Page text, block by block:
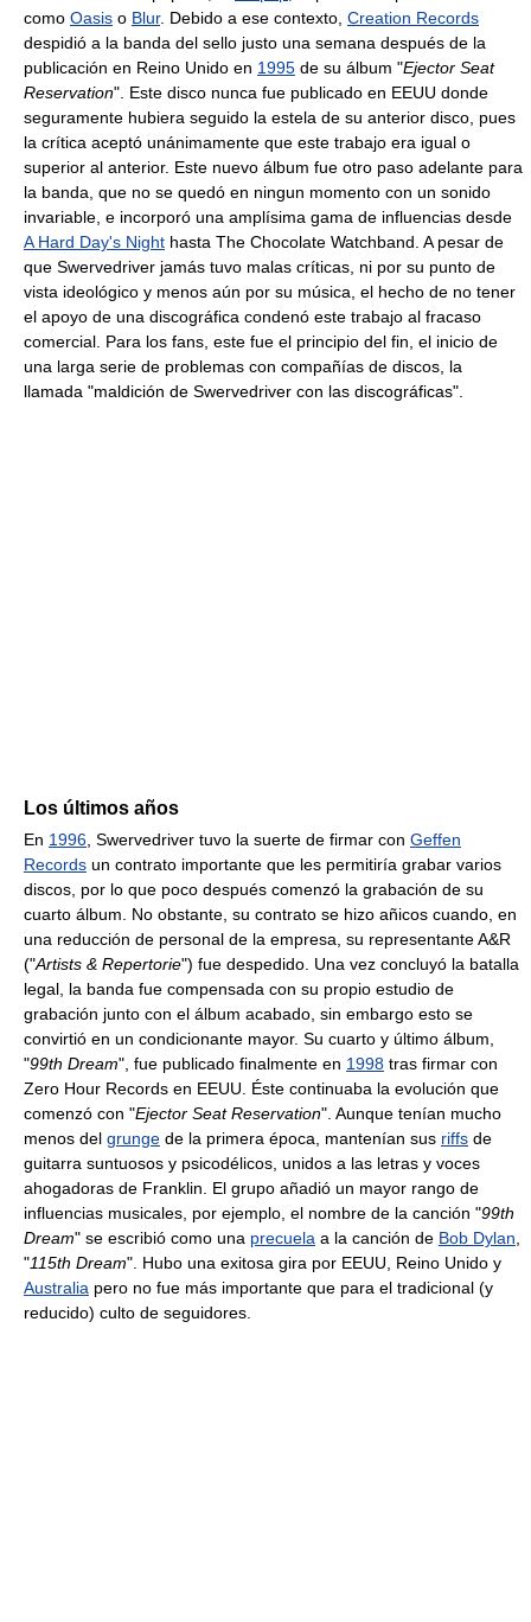
como Oasis o Blur. Debido a ese contexto, Creation Records
despidió a la banda del sello justo una semana después de la
publicación en Reino Unido en 1995 de su álbum "Ejector Seat
Reservation". Este disco nunca fue publicado en EEUU donde
seguramente hubiera seguido la estela de su anterior disco, pues
la crítica aceptó unánimamente que este trabajo era igual o
superior al anterior. Este nuevo álbum fue otro paso adelante para
la banda, que no se quedó en ningun momento con un sonido
invariable, e incorporó una amplísima gama de influencias desde
A Hard Day's Night hasta The Chocolate Watchband. A pesar de
que Swervedriver jamás tuvo malas críticas, ni por su punto de
vista ideológico y menos aún por su música, el hecho de no tener
el apoyo de una discográfica condenó este trabajo al fracaso
comercial. Para los fans, este fue el principio del fin, el inicio de
una larga serie de problemas con compañías de discos, la
llamada "maldición de Swervedriver con las discográficas".
Los últimos años
En 1996 , Swervedriver tuvo la suerte de firmar con Geffen
Records un contrato importante que les permitiría grabar varios
discos, por lo que poco después comenzó la grabación de su
cuarto álbum. No obstante, su contrato se hizo añicos cuando, en
una reducción de personal de la empresa, su representante A&R
("Artists & Repertorie") fue despedido. Una vez concluyó la batalla
legal, la banda fue compensada con su propio estudio de
grabación junto con el álbum acabado, sin embargo esto se
convirtió en un condicionante mayor. Su cuarto y último álbum,
"99th Dream", fue publicado finalmente en 1998 tras firmar con
Zero Hour Records en EEUU. Éste continuaba la evolución que
comenzó con "Ejector Seat Reservation". Aunque tenían mucho
menos del grunge de la primera época, mantenían sus riffs de
guitarra suntuosos y psicodélicos, unidos a las letras y voces
ahogadoras de Franklin. El grupo añadió un mayor rango de
influencias musicales, por ejemplo, el nombre de la canción "99th
Dream" se escribió como una precuela a la canción de Bob Dylan
"115th Dream". Hubo una exitosa gira por EEUU, Reino Unido y
Australia pero no fue más importante que para el tradicional (y
reducido) culto de seguidores.